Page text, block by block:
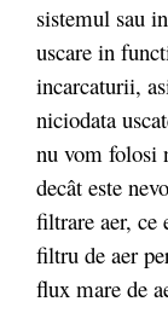
sistemul sau
uscare in
incarcaturii,
niciodata
nu vom folosi
decât este
filtrare aer, ce
filtru de aer
flux mare de